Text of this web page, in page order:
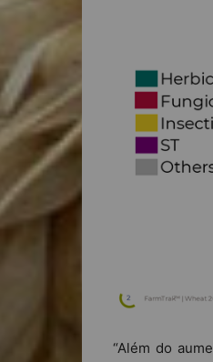
“Além do